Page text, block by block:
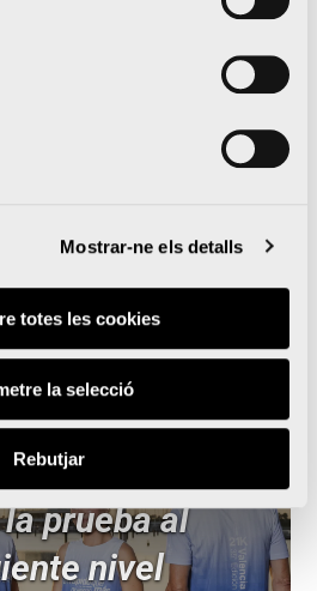
Mostrar-ne els detalls
totes les cookies
la selecció
Rebutjar
per a Marató i Mitja Marató
València
Valencia
se unen para
prueba al
nivel